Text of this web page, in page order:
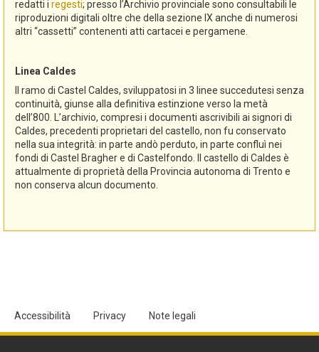
redatti i regesti; presso l’Archivio provinciale sono consultabili le
riproduzioni digitali oltre che della sezione IX anche di numerosi
altri “cassetti” contenenti atti cartacei e pergamene.
Linea Caldes
Il ramo di Castel Caldes, sviluppatosi in 3 linee succedutesi senza
continuità, giunse alla definitiva estinzione verso la metà
dell’800. L’archivio, compresi i documenti ascrivibili ai signori di
Caldes, precedenti proprietari del castello, non fu conservato
nella sua integrità: in parte andò perduto, in parte confluì nei
fondi di Castel Bragher e di Castelfondo. Il castello di Caldes è
attualmente di proprietà della Provincia autonoma di Trento e
non conserva alcun documento.
Accessibilità Privacy Note legali